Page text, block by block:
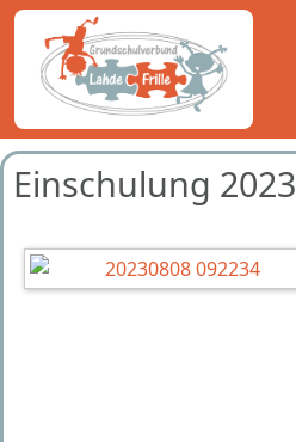
Einschulung 2023